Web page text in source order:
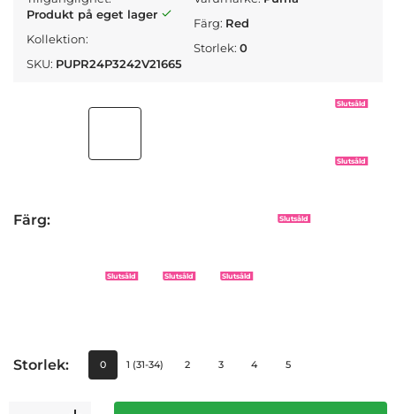
Produkt på eget lager
Kollektion:
SKU: PUPR24P3242V21665
Färg: Red
Storlek:0
Färg:
Slutsåld
Slutsåld
Slutsåld
Slutsåld Slutsåld Slutsåld
Storlek: 0 1 (31-34) 2 3 4 5